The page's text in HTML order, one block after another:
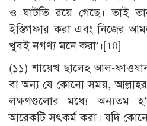
ও ঘাটতি রয়ে গেছে। তাই
ইস্তিগফার করা এবং নিজের
খুবই নগণ্য মনে করা’।[10]
(১১) শায়েখ ছালেহ আল-
বা অন্য যে কোনো সময়,
লক্ষণগুলোর মধ্যে অন্যতম
আরেকটি সৎকর্ম করা। যদি